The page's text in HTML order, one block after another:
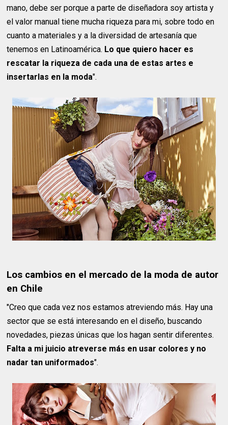
mano, debe ser porque a parte de diseñadora soy artista y
el valor manual tiene mucha riqueza para mi, sobre todo en
cuanto a materiales y a la diversidad de artesanía que
tenemos en Latinoamérica. Lo que quiero hacer es
rescatar la riqueza de cada una de estas artes e
insertarlas en la moda".
Los cambios en el mercado de la moda de autor
en Chile
"Creo que cada vez nos estamos atreviendo más. Hay una
sector que se está interesando en el diseño, buscando
novedades, piezas únicas que los hagan sentir diferentes.
Falta a mi juicio atreverse más en usar colores y no
nadar tan uniformados".